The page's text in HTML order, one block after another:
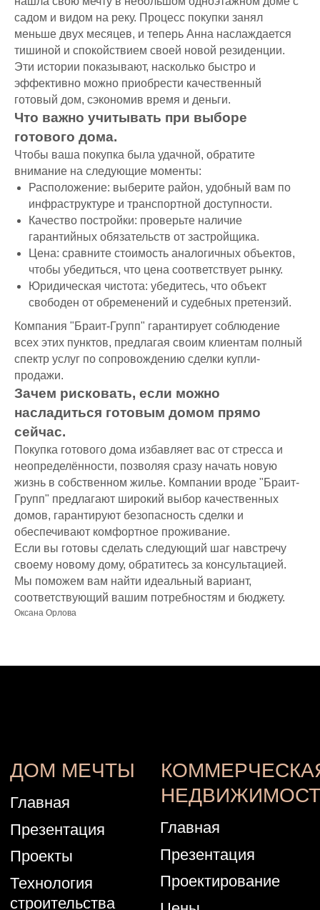
садом и видом на реку. Процесс покупки занял
меньше двух месяцев, и теперь Анна наслаждается
тишиной и спокойствием своей новой резиденции.
Эти истории показывают, насколько быстро и
эффективно можно приобрести качественный
готовый дом, сэкономив время и деньги.
Что важно учитывать при выборе
готового дома.
Чтобы ваша покупка была удачной, обратите
внимание на следующие моменты:
Расположение: выберите район, удобный вам по
инфраструктуре и транспортной доступности.
Качество постройки: проверьте наличие
гарантийных обязательств от застройщика.
Цена: сравните стоимость аналогичных объектов,
чтобы убедиться, что цена соответствует рынку.
Юридическая чистота: убедитесь, что объект
свободен от обременений и судебных претензий.
Компания "Браит-Групп" гарантирует соблюдение
всех этих пунктов, предлагая своим клиентам полный
спектр услуг по сопровождению сделки купли-
продажи.
Зачем рисковать, если можно
насладиться готовым домом прямо
сейчас.
Покупка готового дома избавляет вас от стресса и
неопределённости, позволяя сразу начать новую
жизнь в собственном жилье. Компании вроде "Браит-
Групп" предлагают широкий выбор качественных
домов, гарантируют безопасность сделки и
обеспечивают комфортное проживание.
Если вы готовы сделать следующий шаг навстречу
своему новому дому, обратитесь за консультацией.
Мы поможем вам найти идеальный вариант,
соответствующий вашим потребностям и бюджету.
Оксана Орлова
ДОКУМЕНТЫ
персональных данных
Политика конфиденциальности
ИНН 6165223708
8 (863) 229-06-65
(для поставщиков)
sk.brait-snab@yandex.ru
sk.brait@yandex.ru
8 (938) 121-44-19